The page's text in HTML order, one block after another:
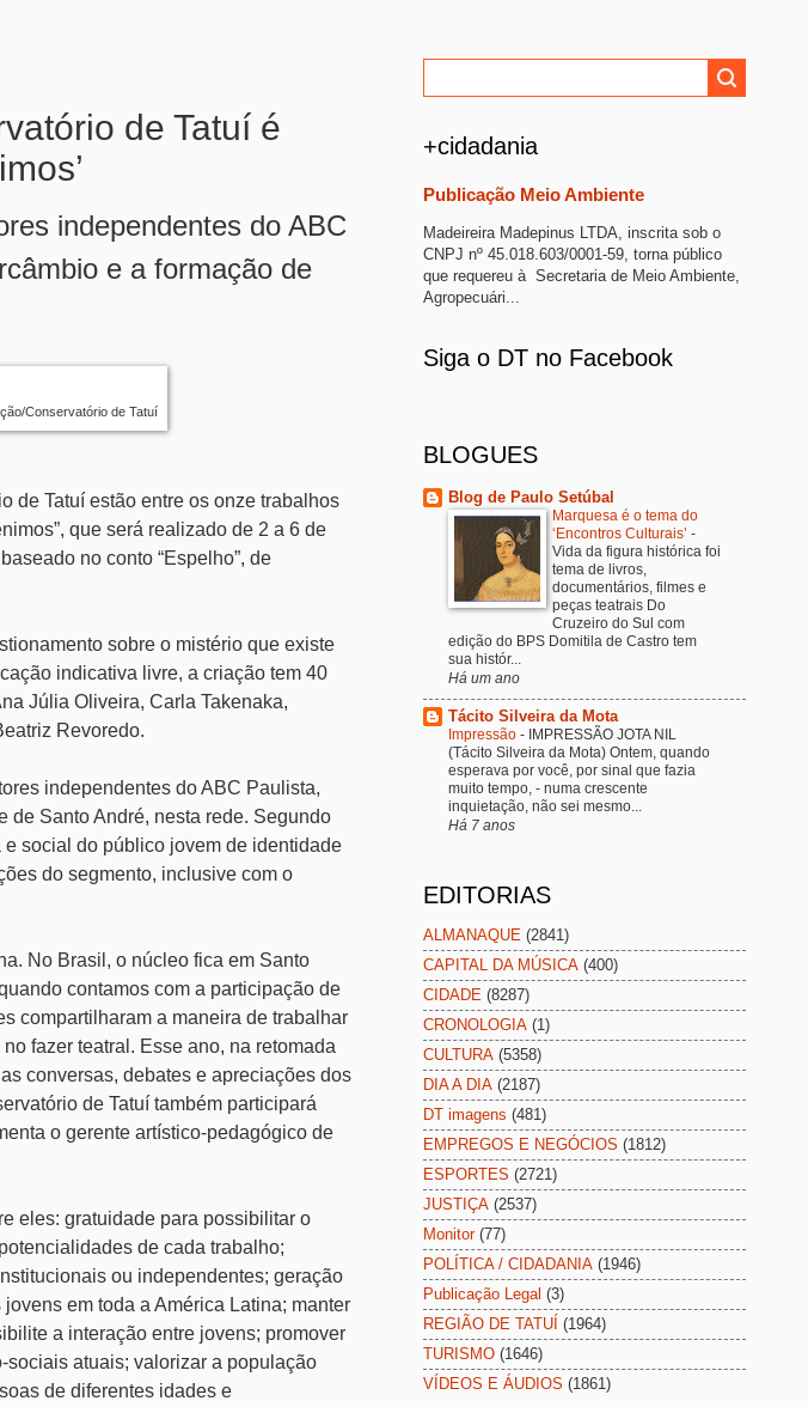
de Tatuí é
independentes do ABC
e a formação de
Conservatório de Tatuí
de Tatuí estão entre os onze trabalhos
que será realizado de 2 a 6 de
no conto “Espelho”, de
sobre o mistério que existe
indicativa livre, a criação tem 40
Júlia Oliveira, Carla Takenaka,
Revoredo.
independentes do ABC Paulista,
de Santo André, nesta rede. Segundo
social do público jovem de identidade
do segmento, inclusive com o
No Brasil, o núcleo fica em Santo
contamos com a participação de
compartilharam a maneira de trabalhar
fazer teatral. Esse ano, na retomada
conversas, debates e apreciações dos
de Tatuí também participará
o gerente artístico-pedagógico de
eles: gratuidade para possibilitar o
de cada trabalho;
ou independentes; geração
em toda a América Latina; manter
a interação entre jovens; promover
atuais; valorizar a população
de diferentes idades e
+cidadania
Publicação Meio Ambiente
Madeireira Madepinus LTDA, inscrita sob o
CNPJ nº 45.018.603/0001-59, torna público
que requereu à Secretaria de Meio Ambiente,
Agropecuári...
Siga o DT no Facebook
BLOGUES
Blog de Paulo Setúbal
Marquesa é o tema do
‘Encontros Culturais’ -
Vida da figura histórica foi
tema de livros,
documentários, filmes e
peças teatrais Do
Cruzeiro do Sul com
edição do BPS Domitila de Castro tem
sua histór...
Há um ano
Tácito Silveira da Mota
Impressão - IMPRESSÃO JOTA NIL
(Tácito Silveira da Mota) Ontem, quando
esperava por você, por sinal que fazia
muito tempo, - numa crescente
inquietação, não sei mesmo...
Há 7 anos
EDITORIAS
ALMANAQUE (2841)
CAPITAL DA MÚSICA (400)
CIDADE (8287)
CRONOLOGIA (1)
CULTURA (5358)
DIA A DIA (2187)
DT imagens (481)
EMPREGOS E NEGÓCIOS (1812)
ESPORTES (2721)
JUSTIÇA (2537)
Monitor (77)
POLÍTICA / CIDADANIA (1946)
Publicação Legal (3)
REGIÃO DE TATUÍ (1964)
TURISMO (1646)
VÍDEOS E ÁUDIOS (1861)